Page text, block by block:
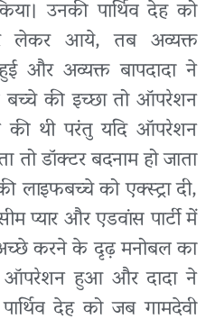
उनकी पार्थिव देह को
लेकर आये, तब अव्यक्त
और अव्यक्त बापदादा ने
की इच्छा तो ऑपरेशन
की थी परंतु यदि ऑपरेशन
तो डॉक्टर बदनाम हो जाता
लाइफबच्चे को एक्स्ट्रा दी,
प्यार और एडवांस पार्टी में
करने के दृढ़ मनोबल का
ऑपरेशन हुआ और दादा ने
देह को जब गामदेवी